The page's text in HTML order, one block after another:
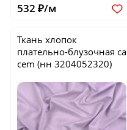
532 ₽/м
Ткань хлопок
плательно-блузочная ca
cem (нн 3204052320)